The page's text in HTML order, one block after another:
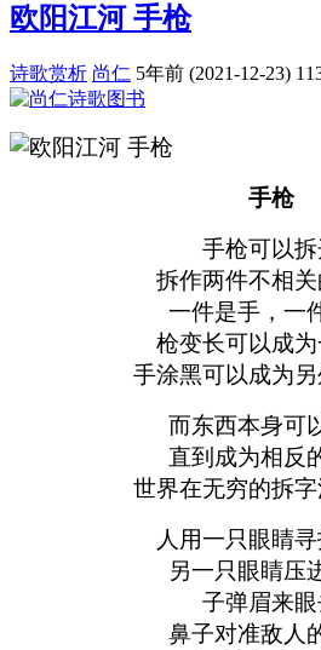
欧阳江河 手枪
诗歌赏析 尚仁 5年前 (2021-12-23)
手枪
手枪可以
拆作两件不相
一件是手，一
枪变长可以成
手涂黑可以成为
而东西本身可
直到成为相反
世界在无穷的拆
人用一只眼睛
另一只眼睛压
子弹眉来
鼻子对准敌人